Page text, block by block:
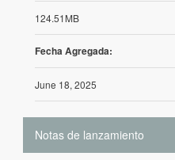
124.51MB
Fecha Agregada:
June 18, 2025
Notas de lanzamiento